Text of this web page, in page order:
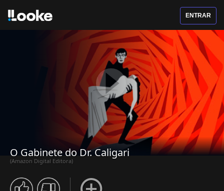
ENTRAR
O Gabinete do Dr. Caligari
(Amazon Digital Editora)